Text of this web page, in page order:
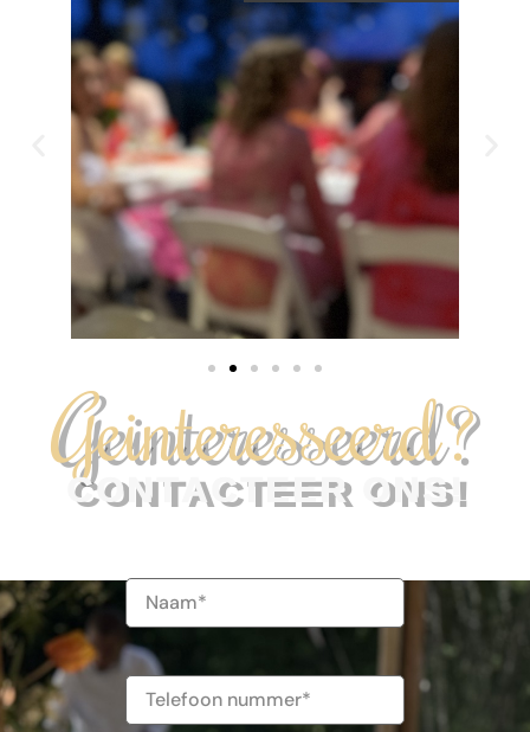
Geinteresseerd?
CONTACTEER ONS!
Naam(Vereist)
Telefoonnummer